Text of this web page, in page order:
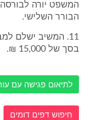
המשפט יורה
הבורר השלישי.
11. המשיב ישלם
בסך של 15,000 ₪.
לתיאום פגישה עם עורך דין
חיפוש דפים דומים